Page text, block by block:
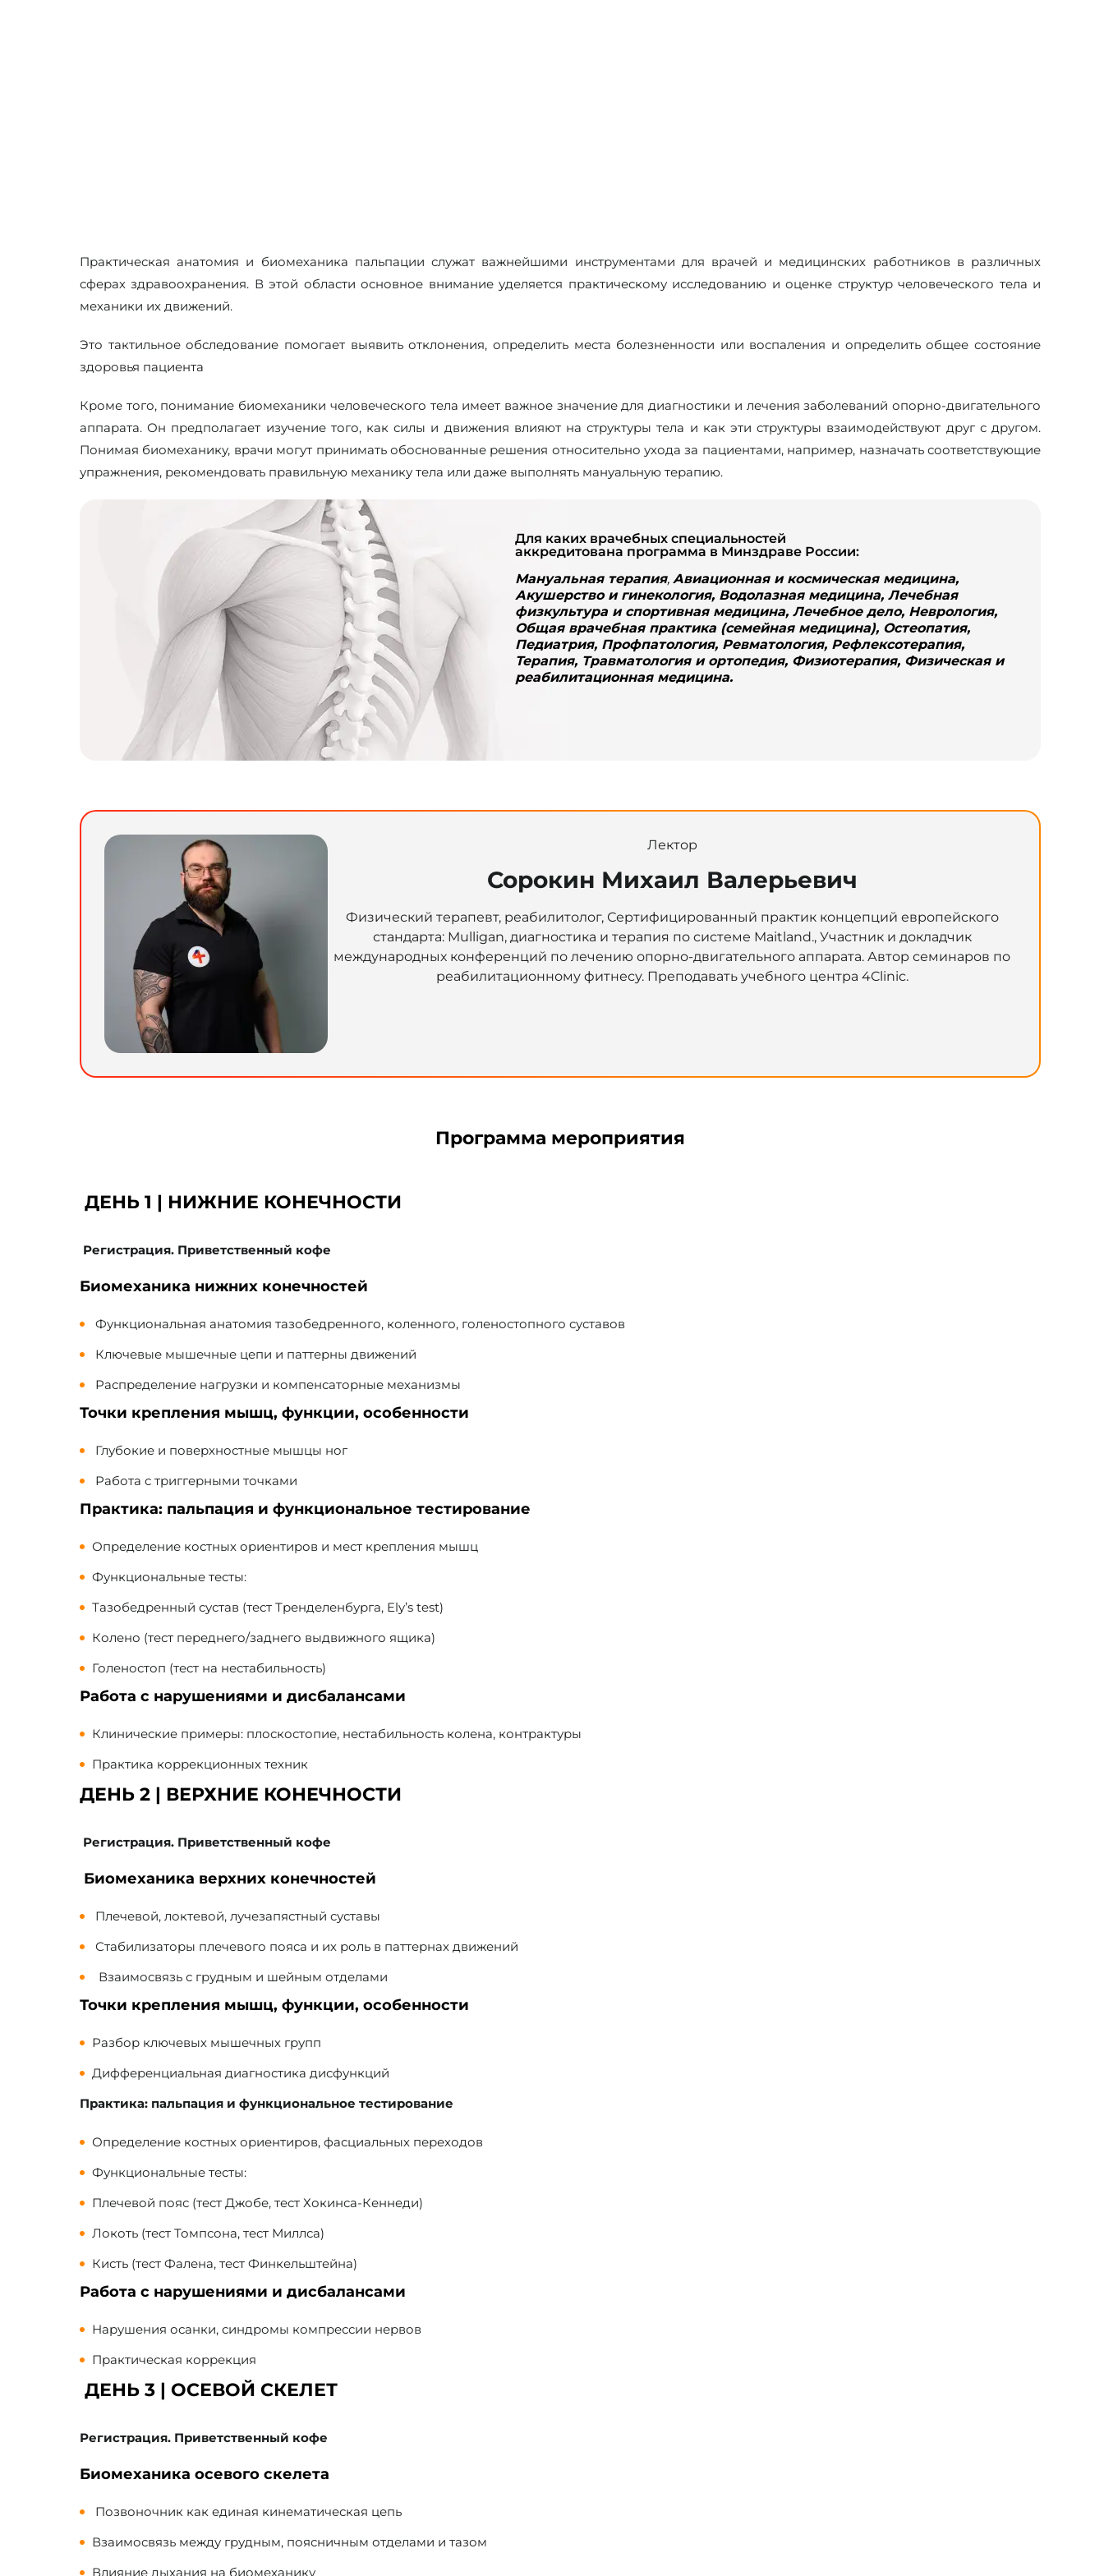
Практическая анатомия и биомеханика пальпации служат важнейшими инструментами для врачей и медицинских работников в различных
сферах здравоохранения. В этой области основное внимание уделяется практическому исследованию и оценке структур человеческого тела и
механики их движений.
Это тактильное обследование помогает выявить отклонения, определить места болезненности или воспаления и определить общее состояние
здоровья пациента
Кроме того, понимание биомеханики человеческого тела имеет важное значение для диагностики и лечения заболеваний опорно-двигательного
аппарата. Он предполагает изучение того, как силы и движения влияют на структуры тела и как эти структуры взаимодействуют друг с другом.
Понимая биомеханику, врачи могут принимать обоснованные решения относительно ухода за пациентами, например, назначать соответствующие
упражнения, рекомендовать правильную механику тела или даже выполнять мануальную терапию.
Для каких врачебных специальностей
аккредитована программа в Минздраве России:
Мануальная терапия, Авиационная и космическая медицина,
Акушерство и гинекология, Водолазная медицина, Лечебная
физкультура и спортивная медицина, Лечебное дело, Неврология,
Общая врачебная практика (семейная медицина), Остеопатия,
Педиатрия, Профпатология, Ревматология, Рефлексотерапия,
Терапия, Травматология и ортопедия, Физиотерапия, Физическая и
реабилитационная медицина.
Лектор
Сорокин Михаил Валерьевич
Физический терапевт, реабилитолог, Сертифицированный практик концепций европейского
стандарта: Mulligan, диагностика и терапия по системе Maitland., Участник и докладчик
международных конференций по лечению опорно-двигательного аппарата. Автор семинаров по
реабилитационному фитнесу. Преподавать учебного центра 4Clinic.
Программа мероприятия
ДЕНЬ 1 | НИЖНИЕ КОНЕЧНОСТИ
Регистрация. Приветственный кофе
Биомеханика нижних конечностей
Функциональная анатомия тазобедренного, коленного, голеностопного суставов
Ключевые мышечные цепи и паттерны движений
Распределение нагрузки и компенсаторные механизмы
Точки крепления мышц, функции, особенности
Глубокие и поверхностные мышцы ног
Работа с триггерными точками
Практика: пальпация и функциональное тестирование
Определение костных ориентиров и мест крепления мышц
Функциональные тесты:
Тазобедренный сустав (тест Тренделенбурга, Ely’s test)
Колено (тест переднего/заднего выдвижного ящика)
Голеностоп (тест на нестабильность)
Работа с нарушениями и дисбалансами
Клинические примеры: плоскостопие, нестабильность колена, контрактуры
Практика коррекционных техник
ДЕНЬ 2 | ВЕРХНИЕ КОНЕЧНОСТИ
Регистрация. Приветственный кофе
Биомеханика верхних конечностей
Плечевой, локтевой, лучезапястный суставы
Стабилизаторы плечевого пояса и их роль в паттернах движений
Взаимосвязь с грудным и шейным отделами
Точки крепления мышц, функции, особенности
Разбор ключевых мышечных групп
Дифференциальная диагностика дисфункций
Практика: пальпация и функциональное тестирование
Определение костных ориентиров, фасциальных переходов
Функциональные тесты:
Плечевой пояс (тест Джобе, тест Хокинса-Кеннеди)
Локоть (тест Томпсона, тест Миллса)
Кисть (тест Фалена, тест Финкельштейна)
Работа с нарушениями и дисбалансами
Нарушения осанки, синдромы компрессии нервов
Практическая коррекция
ДЕНЬ 3 | ОСЕВОЙ СКЕЛЕТ
Регистрация. Приветственный кофе
Биомеханика осевого скелета
Позвоночник как единая кинематическая цепь
Взаимосвязь между грудным, поясничным отделами и тазом
Влияние дыхания на биомеханику